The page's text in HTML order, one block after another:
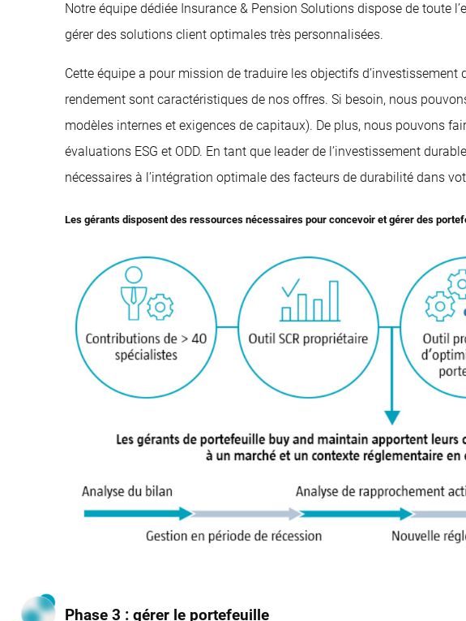
Notre équipe dédiée Insurance & Pension Solutions dispose de toute
gérer des solutions client optimales très personnalisées.
Cette équipe a pour mission de traduire les objectifs
rendement sont caractéristiques de nos offres. Si besoin, nous
modèles internes et exigences de capitaux). De plus, nous pouvons
évaluations ESG et ODD. En tant que leader de l’investissement
nécessaires à l’intégration optimale des facteurs de durabilité dans
Les gérants disposent des ressources nécessaires pour concevoir et gérer des
Phase 3 : gérer le portefeuille